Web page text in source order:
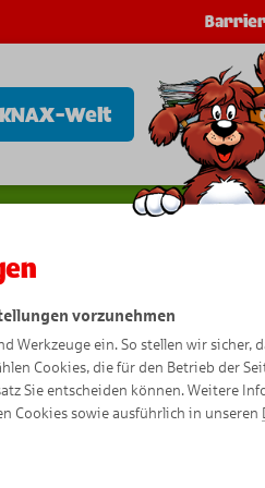
KNAX-Welt
vorzunehmen
Werkzeuge ein. So stellen wir sicher,
Cookies, die für den Betrieb der
Sie entscheiden können. Weitere
Cookies sowie ausführlich in unseren